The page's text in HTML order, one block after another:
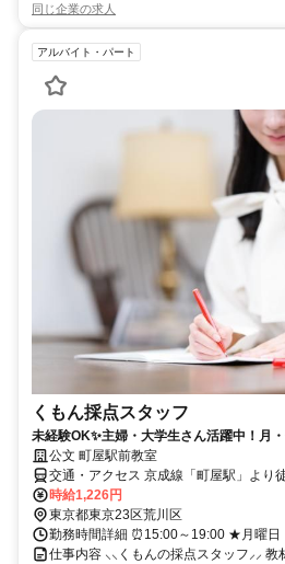
同じ企業の求人
アルバイト・パート
くもん採点スタッフ
未経験OK✨主婦・大学生さん活躍中！月
公文 町屋駅前教室
交通・アクセス 京成線「町屋駅」より
時給1,226円
東京都東京23区荒川区
勤務時間詳細 ⏰15:00～19:00 ★月曜日
仕事内容 ⸜⸜くもんの採点スタッフ⸝⸝